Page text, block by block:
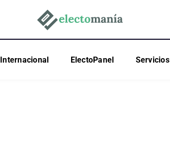
Internacional ElectoPanel Servicios